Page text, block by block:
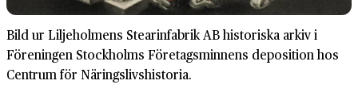
Bild ur Liljeholmens Stearinfabrik AB historiska arkiv i
Föreningen Stockholms Företagsminnens deposition hos
Centrum för Näringslivshistoria.